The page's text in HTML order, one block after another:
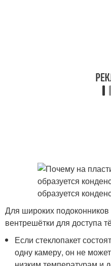
Для широких
вентрешётки для доступа
Если стеклопакет
одну камеру, он не